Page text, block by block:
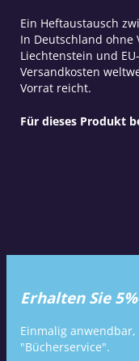
Ein Heftaustausch
In Deutschland ohne
Liechtenstein und
Versandkosten
Vorrat reicht.
Für dieses Produkt
Erhalten Sie
Einmalig
"Bücherservice".